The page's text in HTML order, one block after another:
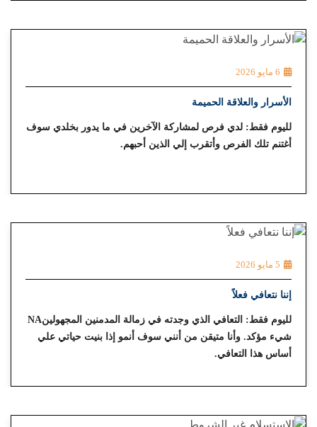
6 مايو 2026
الأسرار والعلاقة الحميمة
لليوم فقط: لدي فرص لمشاركة الآخرين في ما يدور بخلدي سوف
أغتنم تلك الفرص وأتقرب إلي الذين أحبهم.
5 مايو 2026
إننا نتعافي فعلاً
لليوم فقط: التعافي الذي وجدته في زمالة المدمنين المجهولينNA
شيء مؤكد. وأنا متيقن من أنني سوف أنمو إذا بنيت حياتي علي
أساس هذا التعافي.